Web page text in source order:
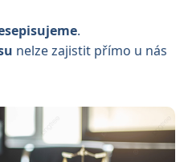
.
nelze zajistit přímo u nás